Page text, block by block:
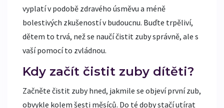
vyplatí v podobě zdravého úsměvu a méně
bolestivých zkušeností v budoucnu. Buďte trpěliví,
dětem to trvá, než se naučí čistit zuby správně, ale s
vaší pomocí to zvládnou.
Kdy začít čistit zuby dítěti?
Začněte čistit zuby hned, jakmile se objeví první zub,
obvykle kolem šesti měsíců. Do té doby stačí utírat